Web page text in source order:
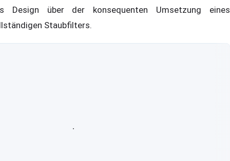
Design über der konsequenten Umsetzung eines
Staubfilters.